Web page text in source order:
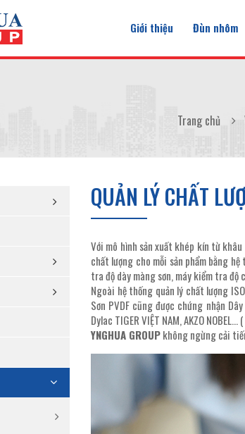
Giới thiệu Đùn nhôm
Trang chủ
QUẢN LÝ CHẤT
Với mô hình sản xuất khép kín từ
chất lượng cho mỗi sản phẩm bằng
tra độ dày màng sơn, máy kiểm tra độ
Ngoài hệ thống quản lý chất lượng
Sơn PVDF cũng được chứng nhận
Dylac TIGER VIỆT NAM, AKZO
YNGHUA GROUPkhông ngừng cải